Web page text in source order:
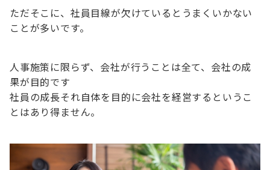
ただそこに、社員目線が欠けているとうまくいかない
ことが多いです。
人事施策に限らず、会社が行うことは全て、会社の成
果が目的です
社員の成長それ自体を目的に会社を経営するというこ
とはあり得ません。